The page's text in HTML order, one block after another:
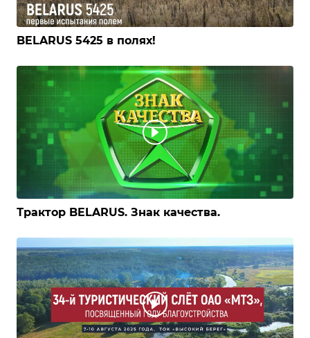
BELARUS 5425 в полях!
Трактор BELARUS. Знак качества.